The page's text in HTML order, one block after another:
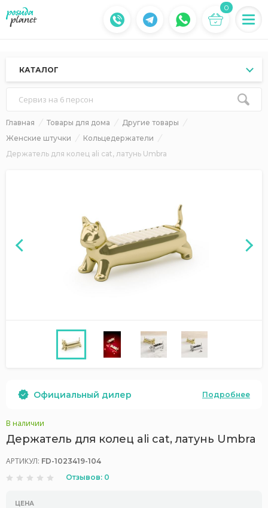
0
КАТАЛОГ
Сервиз на 6 персон
Главная Товары для дома
Другие товары
Женские штучки
Кольцедержатели
Держатель для колец ali cat, латунь Umbra
Официальный дилер Подробнее
В наличии
Держатель для колец ali cat, латунь Umbra
АРТИКУЛ: FD-1023419-104
Отзывов: 0
ЦЕНА